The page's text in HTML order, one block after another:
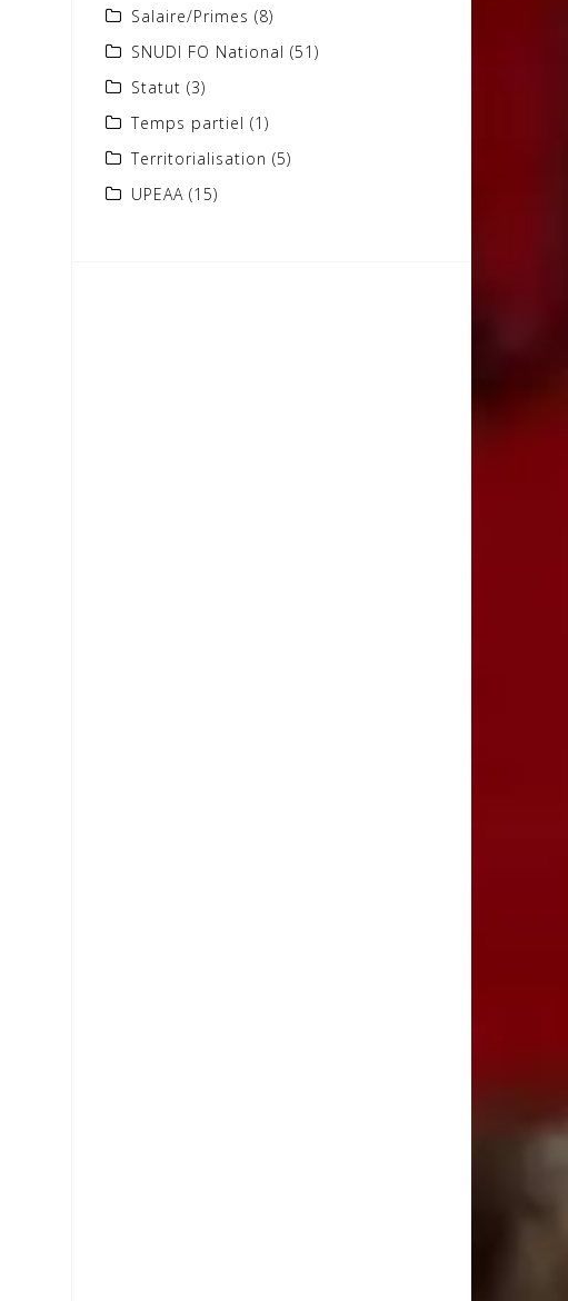
Salaire/Primes (8)
SNUDI FO National (51)
Statut (3)
Temps partiel (1)
Territorialisation (5)
UPEAA (15)